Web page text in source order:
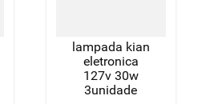
lampada kian
eletronica
127v 30w
3unidade